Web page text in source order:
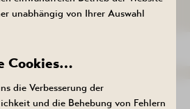
unabhängig von Ihrer Auswahl
Cookies…
die Verbesserung der
und die Behebung von Fehlern